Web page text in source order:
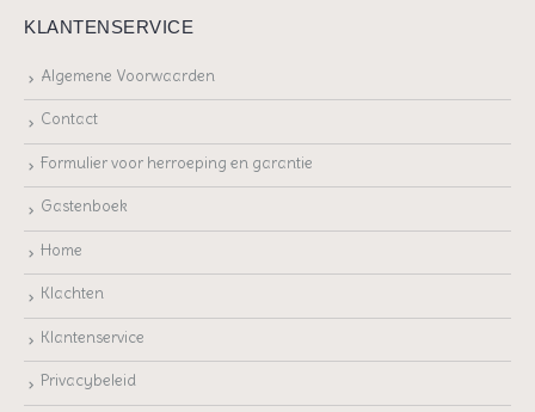
KLANTENSERVICE
Algemene Voorwaarden
Contact
Formulier voor herroeping en garantie
Gastenboek
Home
Klachten
Klantenservice
Privacybeleid